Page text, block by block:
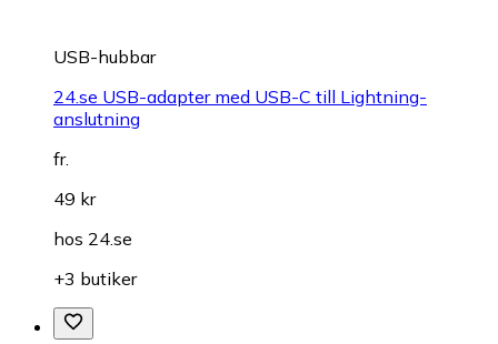
USB-hubbar
24.se USB-adapter med USB-C till Lightning-
anslutning
fr.
49 kr
hos 24.se
+3 butiker